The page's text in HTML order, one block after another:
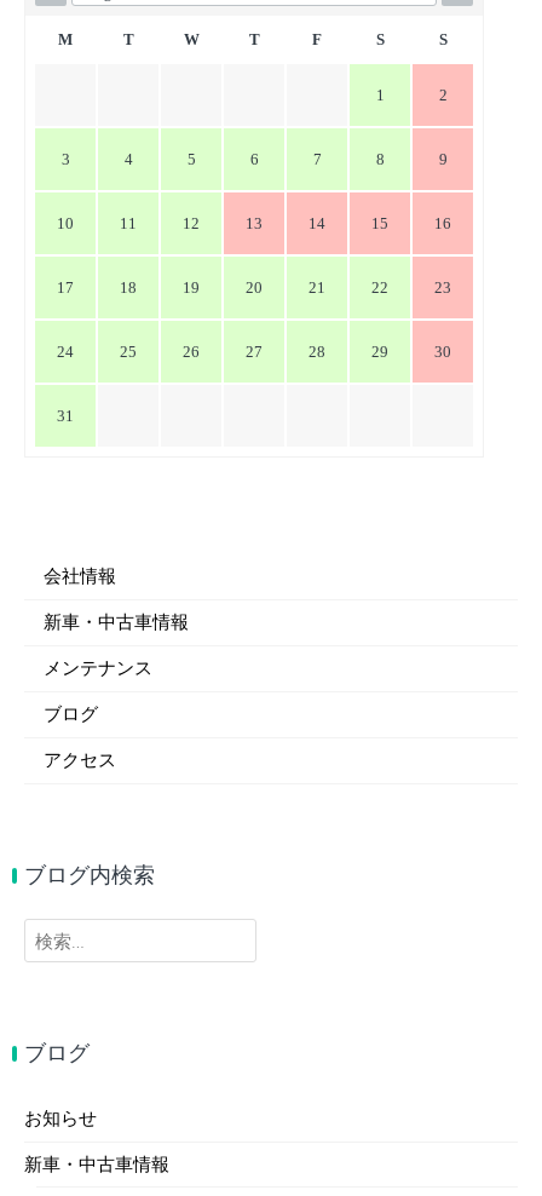
ゲ
M T W T F S S
1 2
3 4 5 6 7 8 9
10 11 12 13 14 15 16
17 18 19 20 21 22 23
24 25 26 27 28 29 30
31
会社情報
新車・中古車情報
メンテナンス
ブログ
アクセス
ブログ内検索
検
索:
ブログ
お知らせ
新車・中古車情報